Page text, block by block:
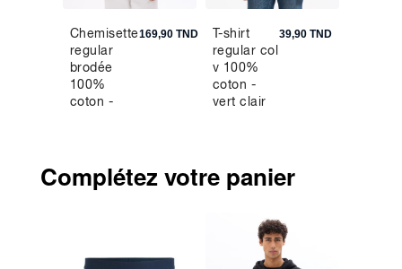
Chemisette
regular
brodée
100%
coton -
169,90 TND
T-shirt
regular col
v 100%
coton -
vert clair
39,90 TND
Complétez votre panier